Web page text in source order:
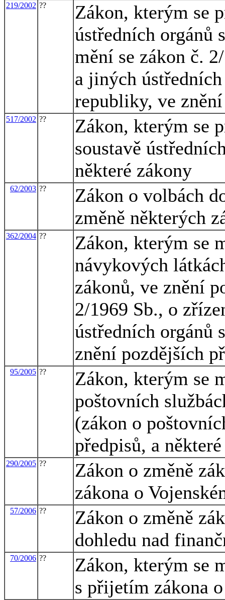
219/2002 ??
Zákon, kterým se
ústředních orgánů
mění se zákon č.
a jiných
republiky, ve
517/2002 ??
Zákon, kterým se
soustavě
některé zákony
62/2003 ??
Zákon o volbách
změně některých
362/2004 ??
Zákon, kterým se
návykových
zákonů, ve znění
2/1969 Sb., o
ústředních orgánů
znění pozdějších
95/2005 ??
Zákon, kterým se
poštovních
(zákon o
předpisů, a
290/2005 ??
Zákon o změně
zákona o
57/2006 ??
Zákon o změně
dohledu nad
70/2006 ??
Zákon, kterým se
s přijetím zákona